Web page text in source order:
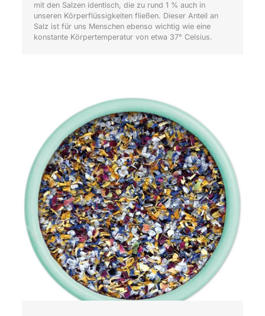
mit den Salzen identisch, die zu rund 1 % auch in
unseren Körperflüssigkeiten fließen. Dieser Anteil an
Salz ist für uns Menschen ebenso wichtig wie eine
konstante Körpertemperatur von etwa 37° Celsius.